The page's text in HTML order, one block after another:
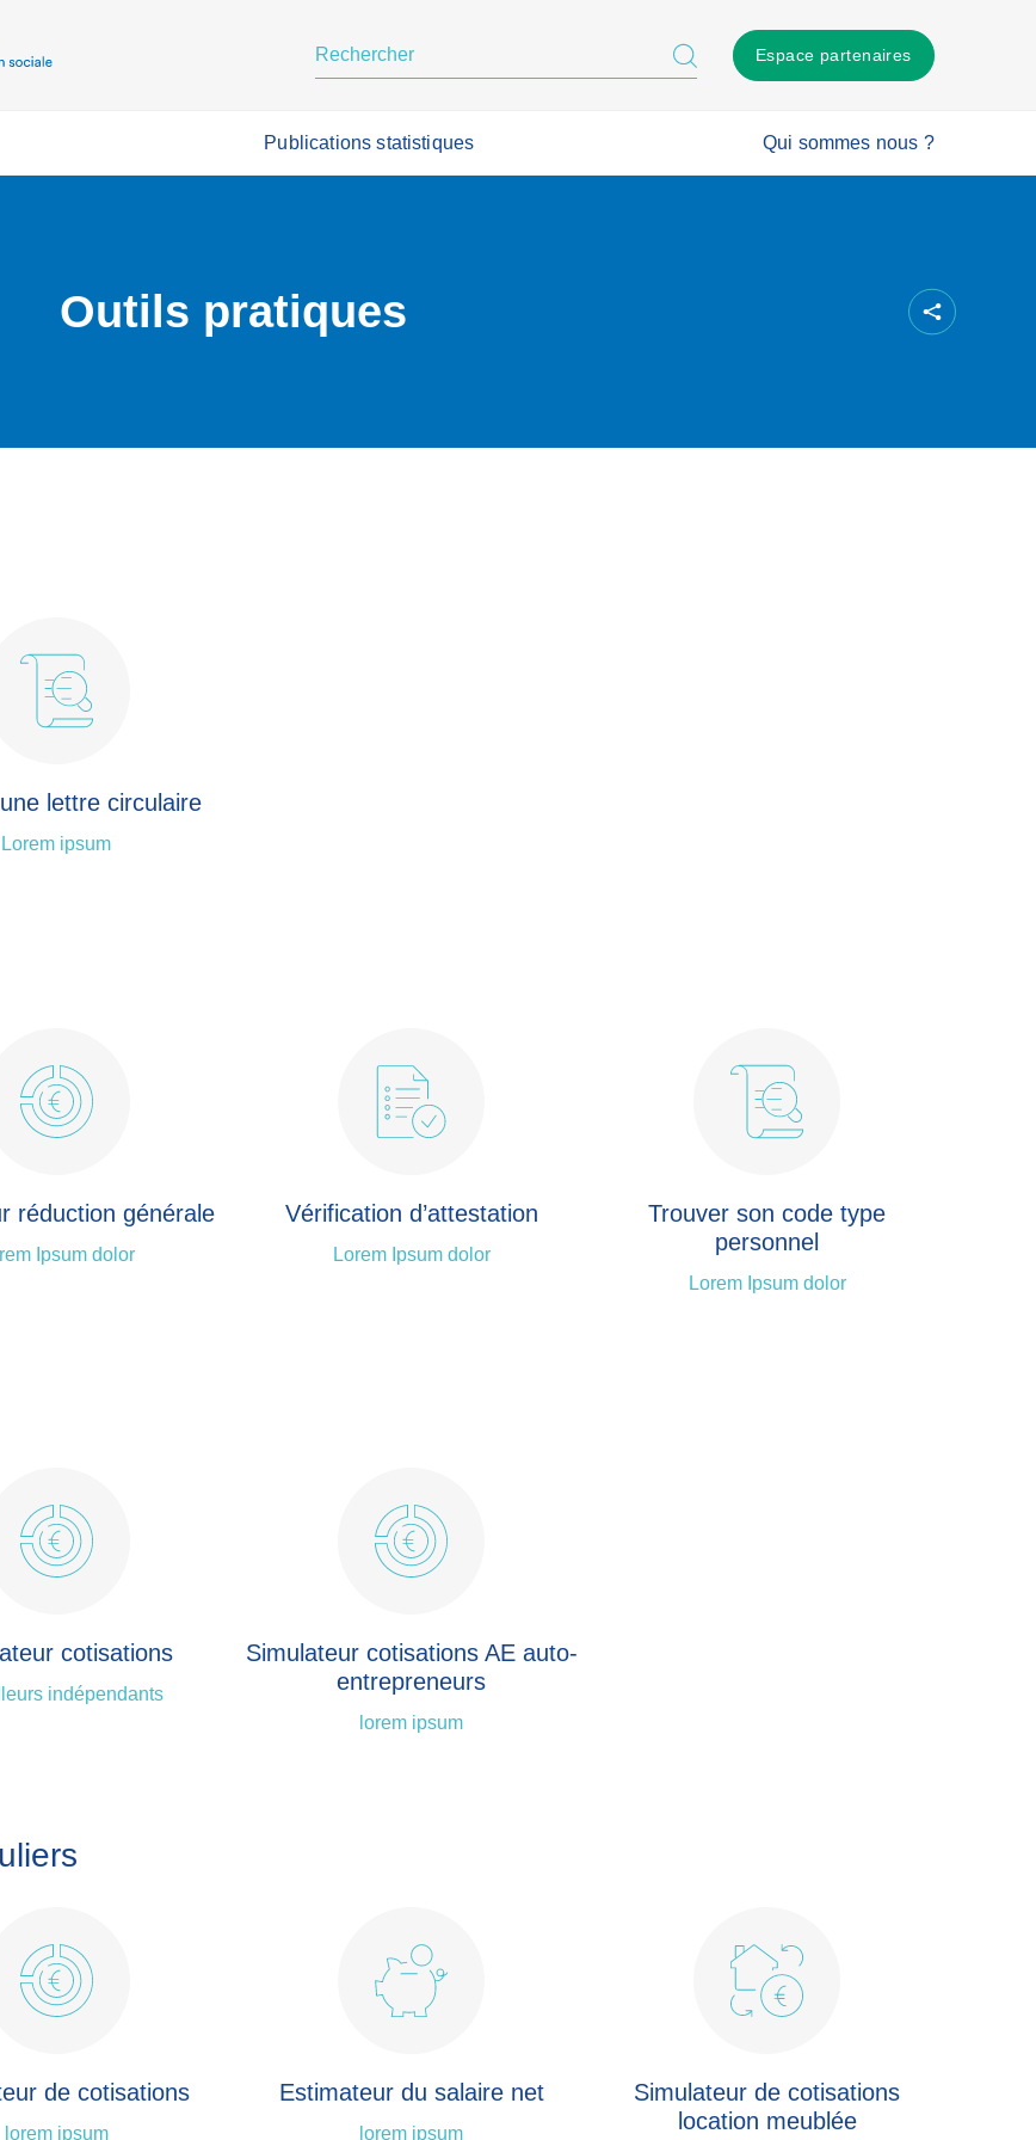
Espace partenaires
Publications statistiques Qui sommes nous ?
Outils pratiques
lettre circulaire
Lorem ipsum
réduction générale
Ipsum dolor
Vérification d’attestation
Lorem Ipsum dolor
Trouver son code type
personnel
Lorem Ipsum dolor
cotisations
indépendants
Simulateur cotisations AE auto-
entrepreneurs
lorem ipsum
de cotisations
lorem ipsum
Estimateur du salaire net
lorem ipsum
Simulateur de cotisations
location meublée